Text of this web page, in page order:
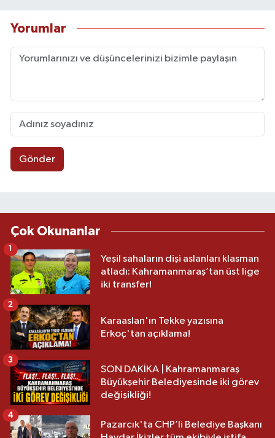
Yorumlar
Gönder
Çok Okunanlar
Yeşil sahaların dişi aslanları klasman
atladı: Kahramanmaraş’tan üst lige
iki transfer!
1
Karaaslan'ın Tekke yazısına
Erkoç'tan açıklama!
2
SON DAKİKA | Kahramanmaraş
Büyükşehir Belediyesinde iki görev
değişikliği!
3
Pazarcık'ta CHP’li Belediye Başkanı
4